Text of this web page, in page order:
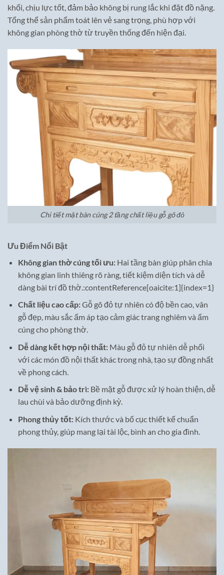
khối, chịu lực tốt, đảm bảo không bị rung lắc khi đặt đồ nặng.
Tổng thể sản phẩm toát lên vẻ sang trọng, phù hợp với
không gian phòng thờ từ truyền thống đến hiện đại.
Chi tiết mặt bàn cúng 2 tầng chất liệu gỗ gõ đỏ
Ưu Điểm Nổi Bật
Không gian thờ cúng tối ưu:Hai tầng bàn giúp phân chia
không gian linh thiêng rõ ràng, tiết kiệm diện tích và dễ
dàng bài trí đồ thờ.:contentReference[oaicite:1]{index=1}
Chất liệu cao cấp:Gỗ gõ đỏ tự nhiên có độ bền cao, vân
gỗ đẹp, màu sắc ấm áp tạo cảm giác trang nghiêm và ấm
cúng cho phòng thờ.
Dễ dàng kết hợp nội thất:Màu gỗ đỏ tự nhiên dễ phối
với các món đồ nội thất khác trong nhà, tạo sự đồng nhất
về phong cách.
Dễ vệ sinh & bảo trì:Bề mặt gỗ được xử lý hoàn thiện, dễ
lau chùi và bảo dưỡng định kỳ.
Phong thủy tốt:Kích thước và bố cục thiết kế chuẩn
phong thủy, giúp mang lại tài lộc, bình an cho gia đình.